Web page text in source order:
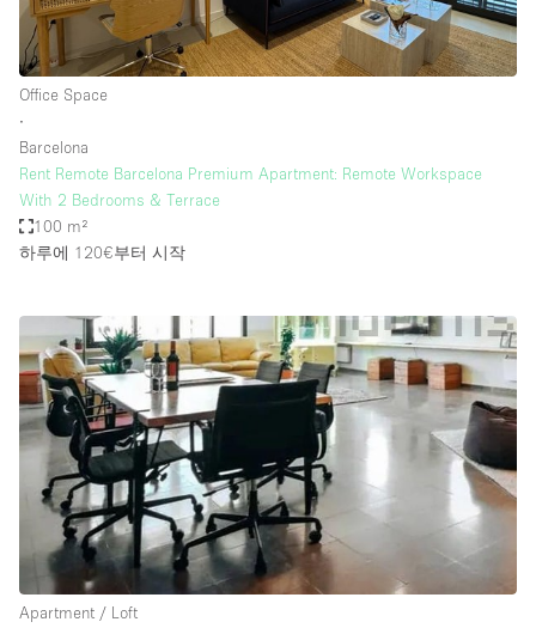
Office Space
∙
Barcelona
Rent Remote Barcelona Premium Apartment: Remote Workspace
With 2 Bedrooms & Terrace
100 m²
하루에 120€부터 시작
Apartment / Loft